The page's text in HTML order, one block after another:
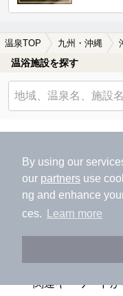
By using our
our partners use
ng and enhance
ces.
Learn more
温泉TOP 九州・沖縄
温浴施設を探す
地図から探す
特徴から探す
関連キーワード